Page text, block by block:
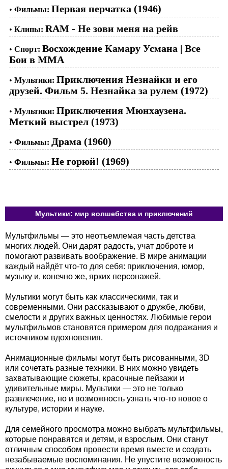
• Фильмы: Первая перчатка (1946)
• Клипы: RAM - Не зови меня на рейв
• Спорт: Восхождение Камару Усмана | Все
Бои в ММА
• Мультики: Приключения Незнайки и его
друзей. Фильм 5. Незнайка за рулем (1972)
• Мультики: Приключения Мюнхаузена.
Меткий выстрел (1973)
• Фильмы: Драма (1960)
• Фильмы: Не горюй! (1969)
Мультики: мир волшебства и приключений
Мультфильмы — это неотъемлемая часть детства
многих людей. Они дарят радость, учат доброте и
помогают развивать воображение. В мире анимации
каждый найдёт что-то для себя: приключения, юмор,
музыку и, конечно же, ярких персонажей.
Мультики могут быть как классическими, так и
современными. Они рассказывают о дружбе, любви,
смелости и других важных ценностях. Любимые герои
мультфильмов становятся примером для подражания и
источником вдохновения.
Анимационные фильмы могут быть рисованными, 3D
или сочетать разные техники. В них можно увидеть
захватывающие сюжеты, красочные пейзажи и
удивительные миры. Мультики — это не только
развлечение, но и возможность узнать что-то новое о
культуре, истории и науке.
Для семейного просмотра можно выбрать мультфильмы,
которые понравятся и детям, и взрослым. Они станут
отличным способом провести время вместе и создать
незабываемые воспоминания. Не упустите возможность